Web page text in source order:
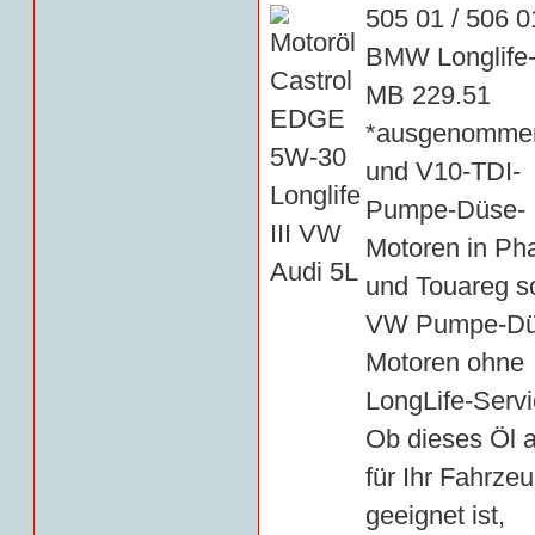
505 01 / 506
BMW
MB 229.51
und V10-TDI-
Pumpe-Düse-
Motoren in
und Touareg
VW Pumpe-
Motoren ohne
LongLife-
Ob dieses Öl
für Ihr
geeignet ist,